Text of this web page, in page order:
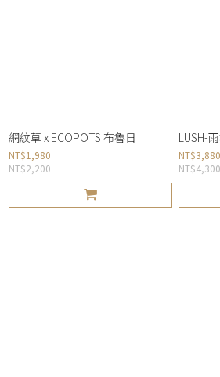
網紋草 x ECOPOTS 布魯日
NT$1,980
NT$2,200
LUSH-
NT$3,880
NT$4,300